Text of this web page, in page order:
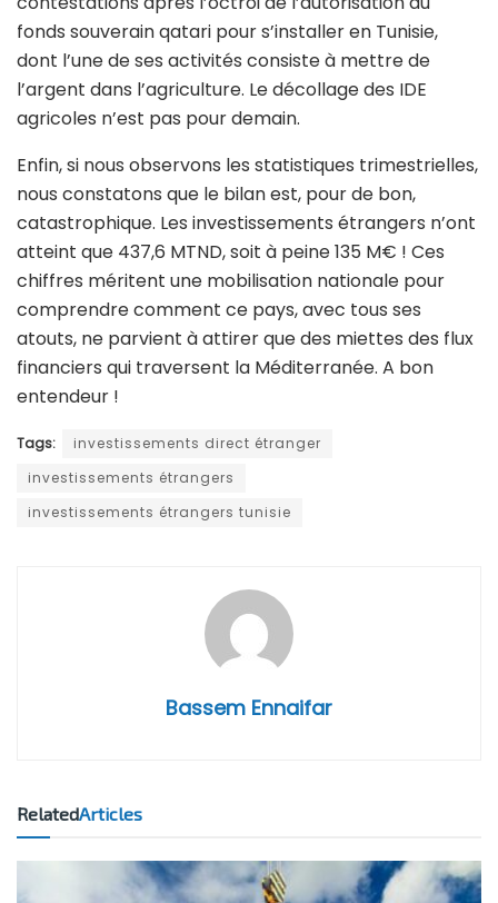
fonds souverain qatari pour s’installer en Tunisie,
dont l’une de ses activités consiste à mettre de
l’argent dans l’agriculture. Le décollage des IDE
agricoles n’est pas pour demain.
Enfin, si nous observons les statistiques trimestrielles,
nous constatons que le bilan est, pour de bon,
catastrophique. Les investissements étrangers n’ont
atteint que 437,6 MTND, soit à peine 135 M€ ! Ces
chiffres méritent une mobilisation nationale pour
comprendre comment ce pays, avec tous ses
atouts, ne parvient à attirer que des miettes des flux
financiers qui traversent la Méditerranée. A bon
entendeur !
Tags:
investissements direct étranger
investissements étrangers
investissements étrangers tunisie
Bassem Ennaifar
RelatedArticles